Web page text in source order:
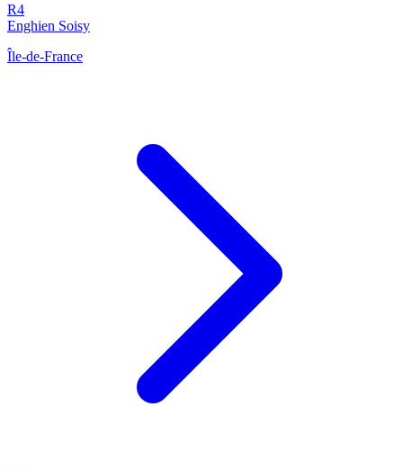
R4
Enghien Soisy
Île-de-France